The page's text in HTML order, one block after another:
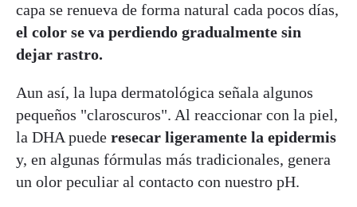
capa se renueva de forma natural cada pocos días,
el color se va perdiendo gradualmente sin
dejar rastro.
Aun así, la lupa dermatológica señala algunos
pequeños "claroscuros". Al reaccionar con la piel,
la DHA puede resecar ligeramente la epidermis
y, en algunas fórmulas más tradicionales, genera
un olor peculiar al contacto con nuestro pH.